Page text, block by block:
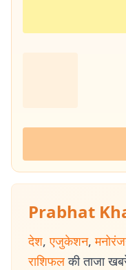
Prabhat
देश, एजुकेशन,
राशिफल की ताजा